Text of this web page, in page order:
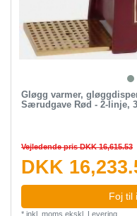
Gløgg varmer,
Særudgave Rød - 2-linje,
Vejledende pris DKK 16,615.53
DKK
Foj til
* inkl. moms ekskl. Levering